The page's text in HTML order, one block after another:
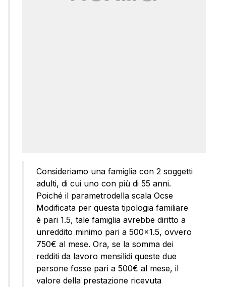
Consideriamo una famiglia con 2 soggetti
adulti, di cui uno con più di 55 anni.
Poiché il parametrodella scala Ocse
Modificata per questa tipologia familiare
è pari 1.5, tale famiglia avrebbe diritto a
unreddito minimo pari a 500×1.5, ovvero
750€ al mese. Ora, se la somma dei
redditi da lavoro mensilidi queste due
persone fosse pari a 500€ al mese, il
valore della prestazione ricevuta